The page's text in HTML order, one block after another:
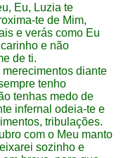
Eu, Luzia te
te de Mim,
e verás como Eu
e não
de ti.
diante
tenho
tenhas medo de
infernal odeia-te e
tribulações.
com o Meu manto
sozinho e